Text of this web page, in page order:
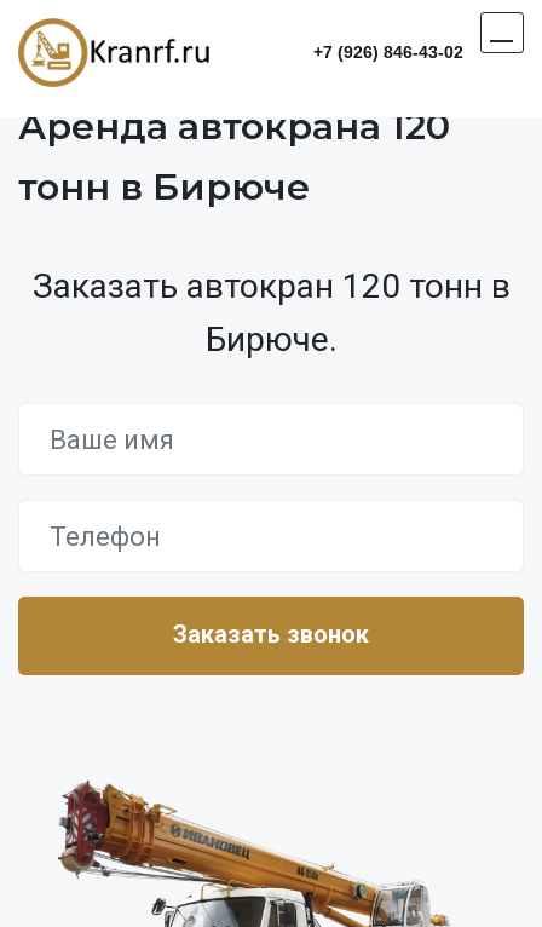
+7 (926) 846-43-02
Аренда автокрана 120
тонн в Бирюче
Заказать автокран 120 тонн в
Бирюче.